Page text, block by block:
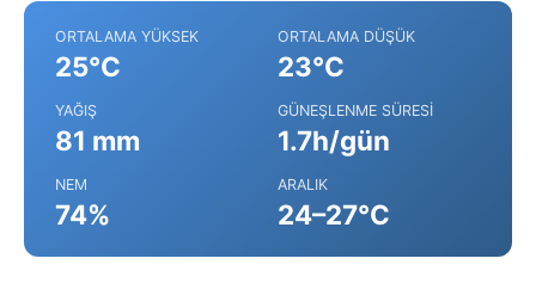
ORTALAMA YÜKSEK
25°C
ORTALAMA DÜŞÜK
23°C
YAĞIŞ
81 mm
GÜNEŞLENME SÜRESI
1.7h/gün
NEM
74%
ARALIK
24–27°C